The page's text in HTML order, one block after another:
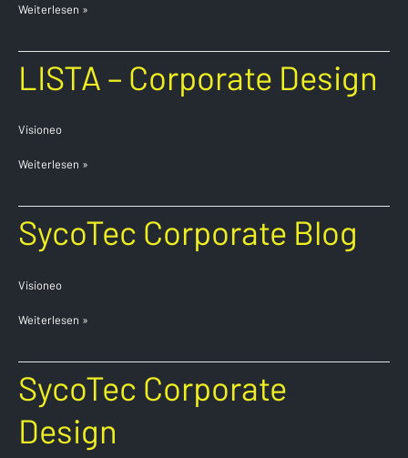
Weiterlesen »
LISTA – Corporate Design
Visioneo
LISTA
Weiterlesen »
SycoTec Corporate Blog
Visioneo
SycoTec
Corporate
Blog
Weiterlesen »
SycoTec Corporate
Design
SycoTec
Corporate
Design